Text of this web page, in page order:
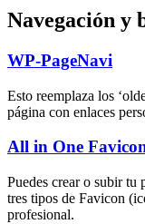
Navegación y
WP-PageNavi
Esto reemplaza los
página con enlaces
All in One
Puedes crear o subir
tres tipos de Favicon
profesional.